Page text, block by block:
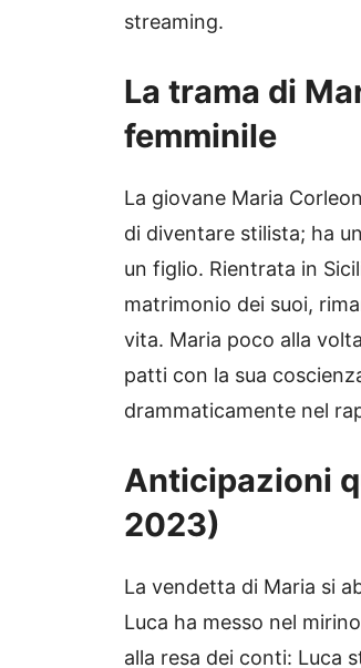
streaming.
La trama di
femminile
La giovane Maria
di diventare stilista; ha
un figlio. Rientrata in
matrimonio dei suoi,
vita. Maria poco alla
patti con la sua
drammaticamente nel
Anticipazioni
2023)
La vendetta di Maria si
Luca ha messo nel
alla resa dei conti: Luca